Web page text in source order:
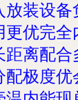
放装设备
更优完全
距离配合
配极度优